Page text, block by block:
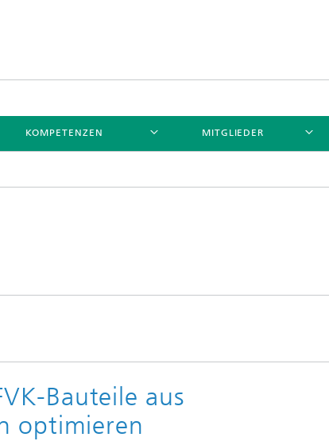
KOMPETENZEN MITGLIEDER
Bauteile aus
optimieren